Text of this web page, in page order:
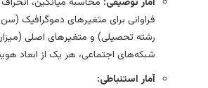
فراوانی برای متغیرهای دموگرافیک
رشته تحصیلی) و متغیرهای اصلی
شبکه‌های اجتماعی، هر یک از ابعاد
آمار استنباطی: